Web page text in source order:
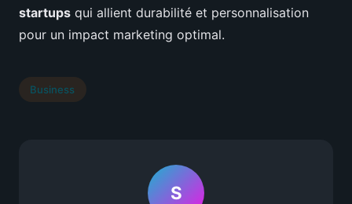
startups qui allient durabilité et personnalisation
pour un impact marketing optimal.
Business
S